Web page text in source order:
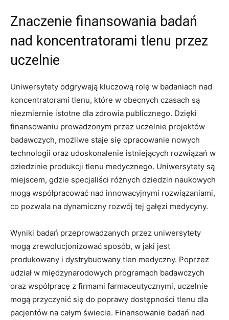
Znaczenie finansowania ‍badań
nad koncentratorami tlenu przez
uczelnie
Uniwersytety odgrywają kluczową rolę w ⁣badaniach nad
koncentratorami tlenu, które w obecnych czasach są
niezmiernie istotne dla zdrowia publicznego. Dzięki
finansowaniu prowadzonym przez uczelnie projektów
badawczych, ​możliwe staje się opracowanie nowych
technologii oraz udoskonalenie istniejących rozwiązań w
dziedzinie produkcji tlenu‌ medycznego. Uniwersytety są
miejscem, gdzie specjaliści różnych dziedzin ⁢naukowych
mogą współpracować nad innowacyjnymi rozwiązaniami,
‌co pozwala‍ na⁣ dynamiczny rozwój tej ⁢gałęzi medycyny.
Wyniki badań przeprowadzanych ‍przez uniwersytety⁢
mogą‍ zrewolucjonizować‌ sposób, w jaki jest
produkowany i dystrybuowany tlen medyczny. Poprzez
udział w międzynarodowych programach badawczych​
oraz⁢ współpracę z firmami farmaceutycznymi, uczelnie
mogą⁤ przyczynić się do poprawy dostępności ​tlenu dla
pacjentów na całym świecie. Finansowanie ⁣badań nad